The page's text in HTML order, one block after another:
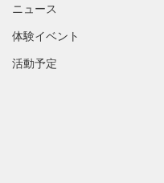
ニュース
体験イベント
活動予定